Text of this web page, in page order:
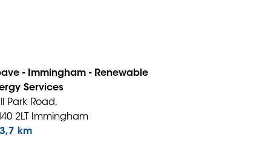
- Immingham - Renewable
Services
Park Road,
2LT Immingham
km